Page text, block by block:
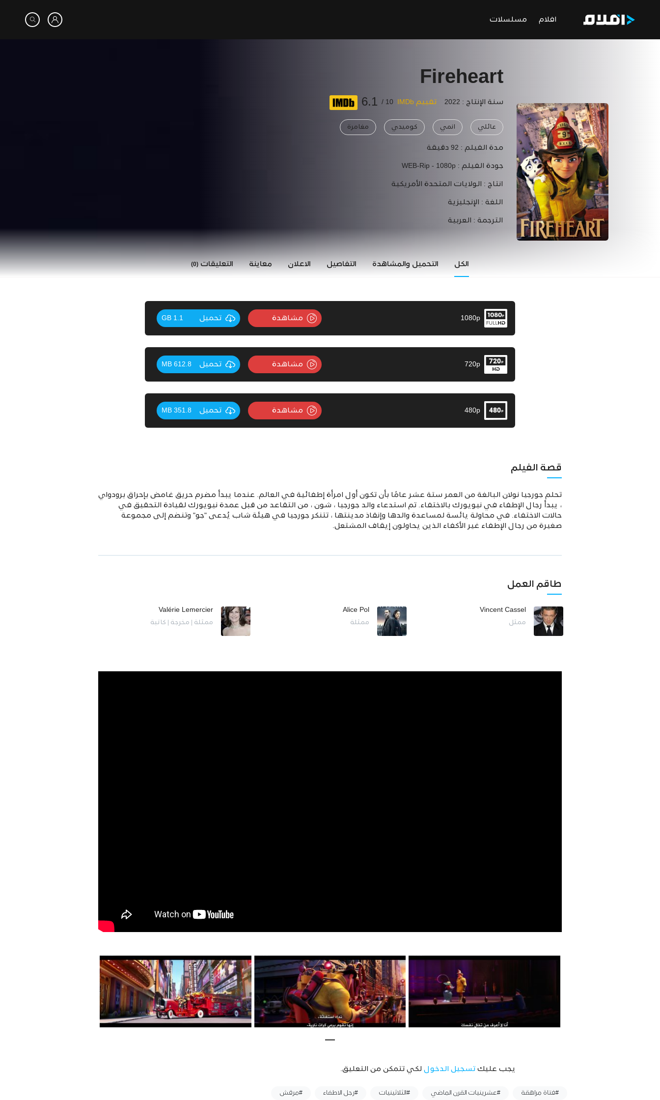
افلام مسلسلات
Fireheart
سنة الإنتاج : 2022 تقييم IMDb 10 /
6.1
عائلي انمي كوميدي مغامرة
مدة الفيلم : 92 دقيقة
جودة الفيلم : WEB-Rip - 1080p
انتاج : الولايات المتحدة الأمريكية
اللغة : الإنجليزية
الترجمة : العربية
الكل التحميل والمشاهدة التفاصيل الاعلان معاينة التعليقات (0)
1080p مشاهدة تحميل 1.1 GB
720p مشاهدة تحميل 612.8 MB
480p مشاهدة تحميل 351.8 MB
قصة الفيلم
تحلم جورجيا نولان البالغة من العمر ستة عشر عامًا بأن تكون أول امرأة إطفائية في العالم. عندما يبدأ مضرم حريق غامض بإحراق برودواي
، يبدأ رجال الإطفاء في نيويورك بالاختفاء. تم استدعاء والد جورجيا ، شون ، من التقاعد من قبل عمدة نيويورك لقيادة التحقيق في
حالات الاختفاء. في محاولة يائسة لمساعدة والدها وإنقاذ مدينتها ، تتنكر جورجيا في هيئة شاب يُدعى "جو" وتنضم إلى مجموعة
صغيرة من رجال الإطفاء غير الأكفاء الذين يحاولون إيقاف المشتعل.
طاقم العمل
Vincent Cassel
ممثل
Alice Pol
ممثلة
Valérie Lemercier
ممثلة | مخرجة | كاتبة
يجب عليك تسجيل الدخول لكي تتمكن من التعليق.
#فتاة مراهقة #عشرينيات القرن الماضي #الثلاثينيات #رجل الاطفاء #مرقش